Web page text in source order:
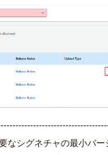
なシグネチャの最小バー